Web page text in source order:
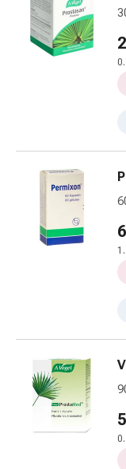
Herz
&
Kreislauf
Allergien